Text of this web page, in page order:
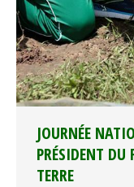
JOURNÉE
PRÉSIDENT
TERRE